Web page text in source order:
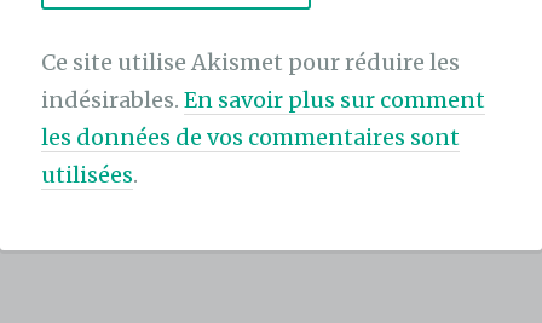
Ce site utilise Akismet pour réduire les
indésirables.En savoir plus sur comment
les données de vos commentaires sont
utilisées.